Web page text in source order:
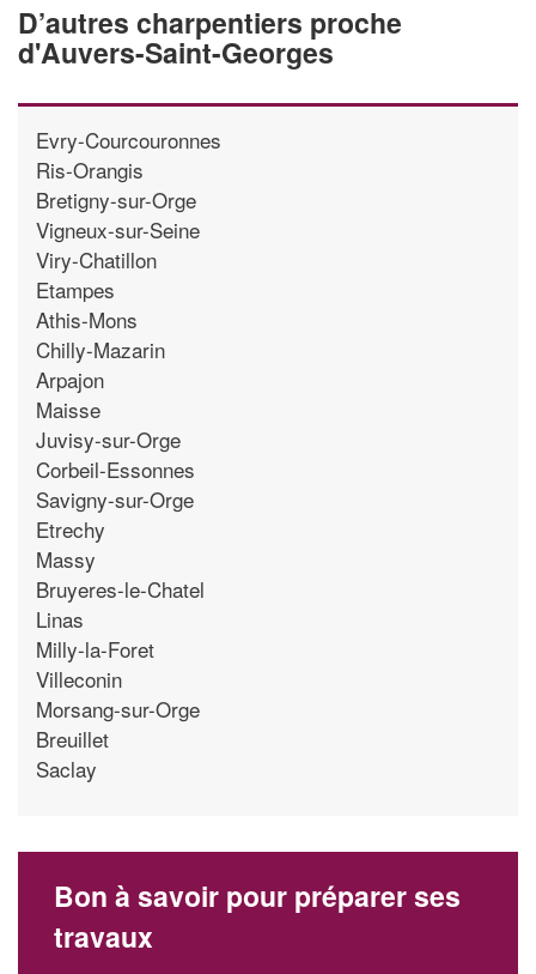
D’autres charpentiers proche
d'Auvers-Saint-Georges
Evry-Courcouronnes
Ris-Orangis
Bretigny-sur-Orge
Vigneux-sur-Seine
Viry-Chatillon
Etampes
Athis-Mons
Chilly-Mazarin
Arpajon
Maisse
Juvisy-sur-Orge
Corbeil-Essonnes
Savigny-sur-Orge
Etrechy
Massy
Bruyeres-le-Chatel
Linas
Milly-la-Foret
Villeconin
Morsang-sur-Orge
Breuillet
Saclay
Bon à savoir pour préparer ses
travaux